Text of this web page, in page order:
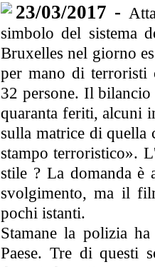
23/03/2017 -
simbolo del sistema
Bruxelles nel giorno
per mano di terroristi
32 persone. Il
quaranta feriti, alcuni
sulla matrice di
stampo terroristico».
stile ? La domanda è
svolgimento, ma il
pochi istanti.
Stamane la polizia
Paese. Tre di questi